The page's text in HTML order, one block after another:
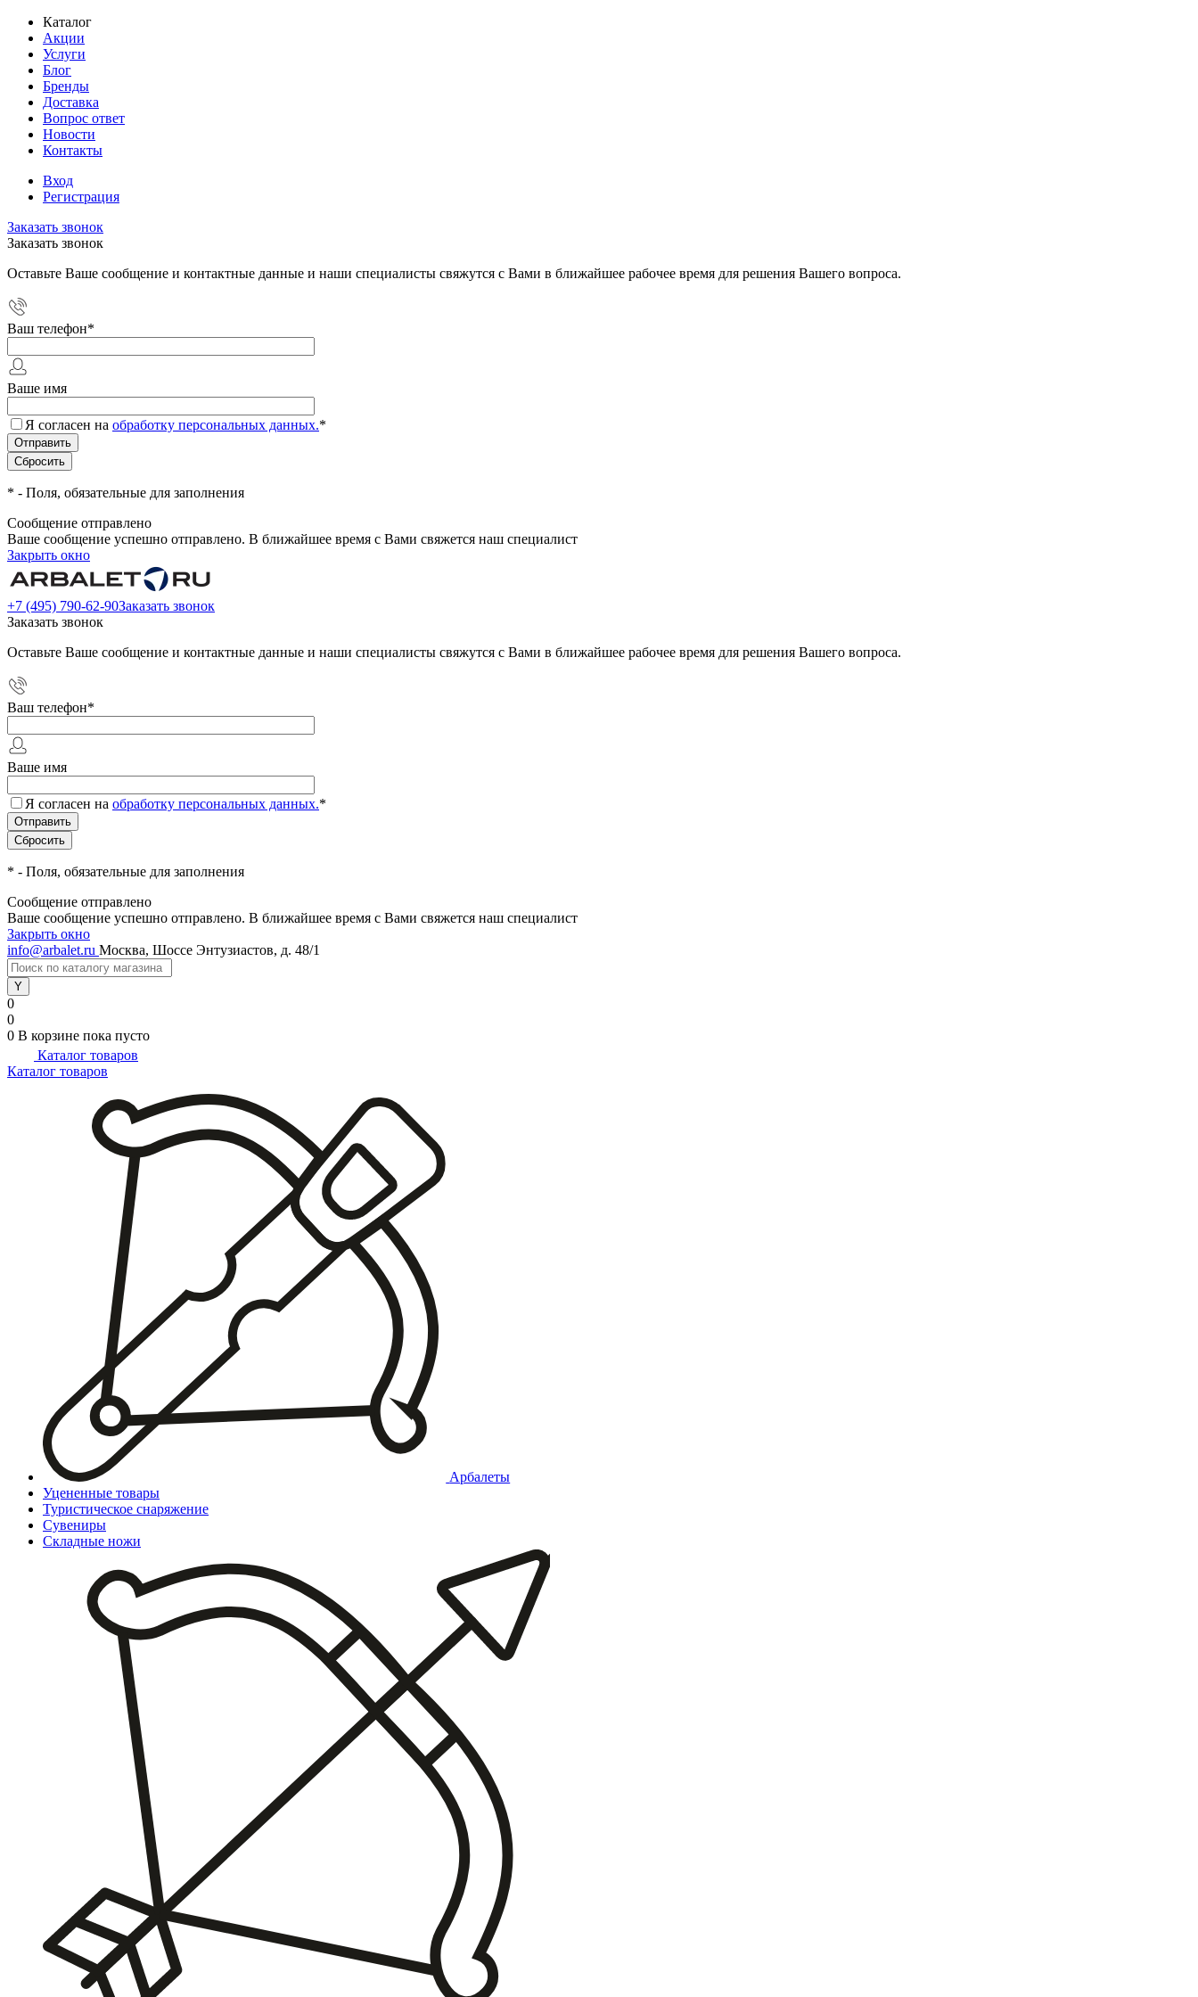
Каталог
Акции
Услуги
Блог
Бренды
Доставка
Вопрос ответ
Новости
Контакты
Вход
Регистрация
Заказать звонок
Заказать звонок
Оставьте Ваше сообщение и контактные данные и наши специалисты свяжутся с Вами в ближайшее рабочее время для решения Вашего вопроса.
Ваш телефон*
Ваше имя
Я согласен на обработку персональных данных.*
* - Поля, обязательные для заполнения
Сообщение отправлено
Ваше сообщение успешно отправлено. В ближайшее время с Вами свяжется наш специалист
Закрыть окно
+7 (495) 790-62-90Заказать звонок
Заказать звонок
Оставьте Ваше сообщение и контактные данные и наши специалисты свяжутся с Вами в ближайшее рабочее время для решения Вашего вопроса.
Ваш телефон*
Ваше имя
Я согласен на обработку персональных данных.*
* - Поля, обязательные для заполнения
Сообщение отправлено
Ваше сообщение успешно отправлено. В ближайшее время с Вами свяжется наш специалист
Закрыть окно
info@arbalet.ru Москва, Шоссе Энтузиастов, д. 48/1
0
0
0 В корзине пока пусто
Каталог товаров
Каталог товаров
Арбалеты
Уцененные товары
Туристическое снаряжение
Сувениры
Складные ножи